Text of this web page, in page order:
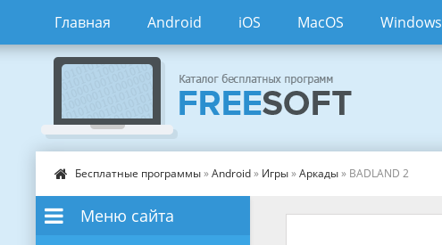
Главная Android iOS MacOS Windows
Бесплатные программы»Android» Игры»Аркады» BADLAND 2
Меню сайта